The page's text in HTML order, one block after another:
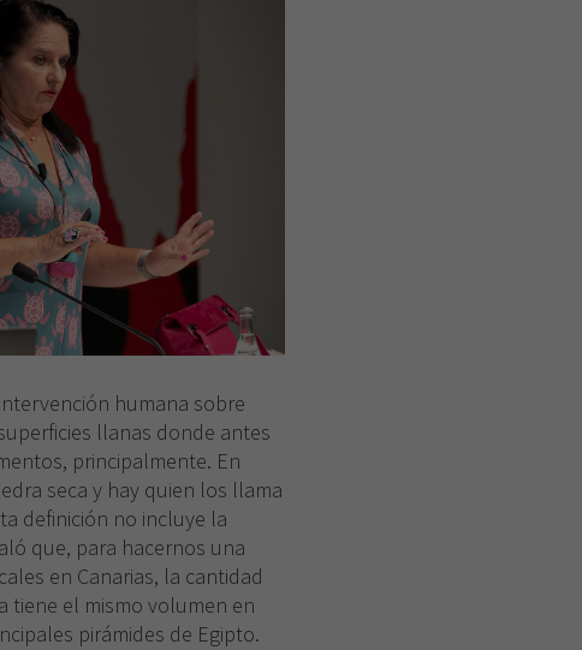
humana sobre
llanas donde antes
principalmente. En
seca y hay quien los llama
definición no incluye la
que, para hacernos una
en Canarias, la cantidad
tiene el mismo volumen en
pirámides de Egipto.